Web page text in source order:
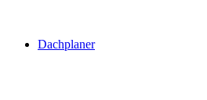
Dachplaner